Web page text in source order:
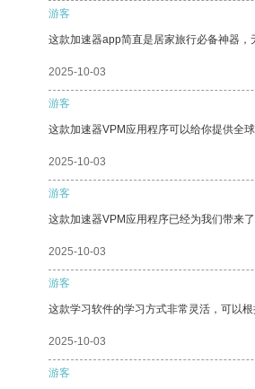
游客
这款加速器app简直是居家旅行必备神器，
2025-10-03
游客
这款加速器VPM应用程序可以给你提供全
2025-10-03
游客
这款加速器VPM应用程序已经为我们带来了
2025-10-03
游客
这款学习软件的学习方式非常灵活，可以
2025-10-03
游客